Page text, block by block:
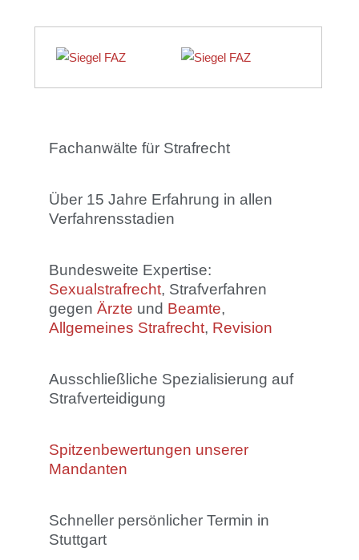
Fachanwälte für Strafrecht
Über 15 Jahre Erfahrung in allen
Verfahrensstadien
Bundesweite Expertise:
Sexualstrafrecht, Strafverfahren
gegenÄrzte und Beamte,
Allgemeines Strafrecht, Revision
Ausschließliche Spezialisierung auf
Strafverteidigung
Spitzenbewertungen unserer
Mandanten
Schneller persönlicher Termin in
Stuttgart